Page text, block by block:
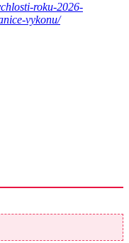
roku-2026-
vykonu/